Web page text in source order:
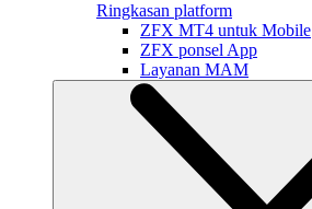
Ringkasan platform
ZFX MT4 untuk Mobile
ZFX ponsel App
Layanan MAM